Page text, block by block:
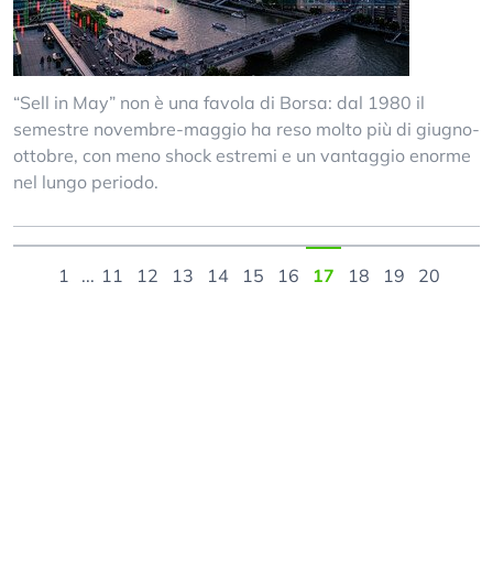
“Sell in May” non è una favola di Borsa: dal 1980 il
semestre novembre-maggio ha reso molto più di giugno-
ottobre, con meno shock estremi e un vantaggio enorme
nel lungo periodo.
1 ... 11 12 13 14 15 16 17 18 19 20